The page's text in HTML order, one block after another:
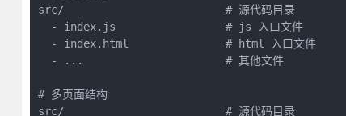
src/                         # 源代码目录
  - index.js                 # js 入口文件
  - index.html               # html 入口文件
  - ...                      # 其他文件
# 多页面结构
src/                         # 源代码目录